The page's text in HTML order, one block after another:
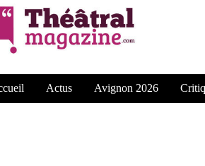
Actus Avignon 2026